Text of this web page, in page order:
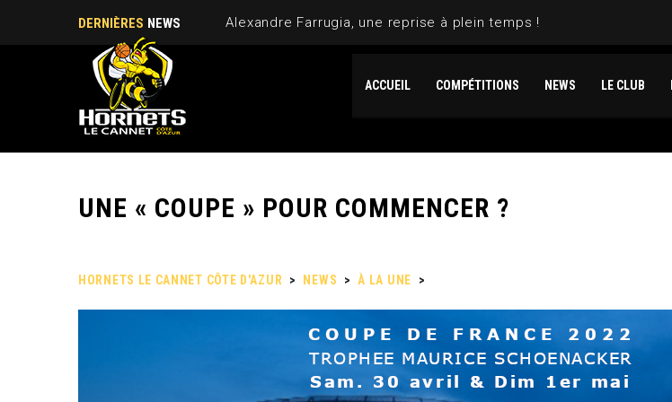
DERNIÈRES NEWS Alexandre Farrugia, une reprise à plein temps !
ACCUEIL COMPÉTITIONS NEWS LE CLUB
UNE « COUPE » POUR COMMENCER ?
HORNETS LE CANNET CÔTE D'AZUR > NEWS > À LA UNE >